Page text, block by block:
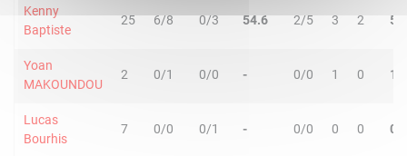
Kenny
Baptiste
25 6/8 0/3 54.6 2/5 3 2 5
Yoan
MAKOUNDOU
2 0/1 0/0 - 0/0 1 0 1
Lucas
Bourhis
7 0/0 0/1 - 0/0 0 0 0